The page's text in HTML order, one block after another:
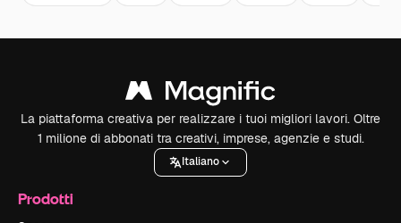
La piattaforma creativa per realizzare i tuoi migliori lavori. Oltre
1 milione di abbonati tra creativi, imprese, agenzie e studi.
Italiano
Prodotti